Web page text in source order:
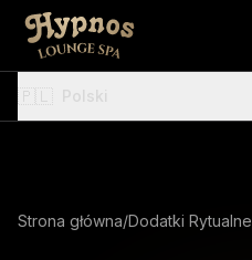
Strona główna/Dodatki Rytualne